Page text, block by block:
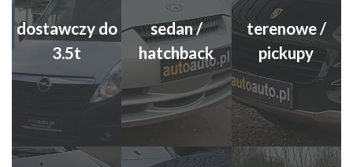
dostawczy do
3.5t
sedan /
hatchback
terenowe /
pickupy